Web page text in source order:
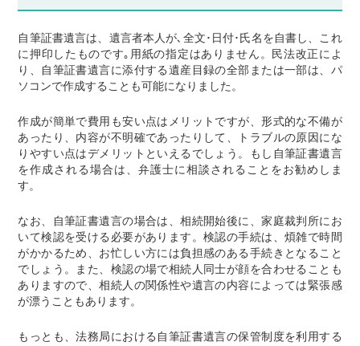
自筆証書遺言は、遺言者本人が､全文･日付･氏名を自書し、これ
に押印したものです｡用紙の指定はありません。民法改正によ
り、自筆証書遺言に添付する遺産目録の全部または一部は、パ
ソコンで作成することも可能になりました。
作成が簡単で費用も安い点はメリットですが、形式的な不備が
あったり、内容が不明確であったりして、トラブルの原因にな
りやすい点はデメリットといえるでしょう。もし自筆証書遺言
を作成される場合は、弁護士に相談されることをお勧めしま
す。
なお、自筆証書遺言の場合は、相続開始後に、家庭裁判所にお
いて検認を受ける必要があります。検認の手続は、煩雑で時間
がかかるため、お忙しい方には負担感のある手続きとなること
でしょう。また、検認の場で相続人同士が顔を合わせることも
ありますので、相続人の関係性や遺言の内容によっては緊張感
が漂うこともあります。
もっとも、法務局における自筆証書遺言の保管制度を利用する